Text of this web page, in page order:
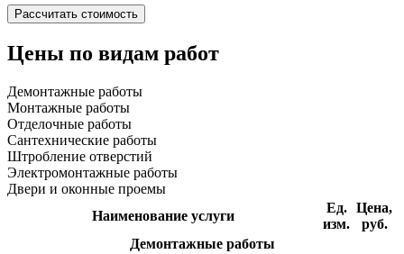
Цены по видам работ
Демонтажные работы
Монтажные работы
Отделочные работы
Сантехнические работы
Штробление отверстий
Электромонтажные работы
Двери и оконные проемы
Наименование услуги
Ед.
изм.
Цена,
руб.
Демонтажные работы